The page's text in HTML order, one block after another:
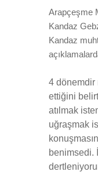
Arapçeşme
Kandaz
Kandaz
4 dönemdir
ettiğini
atılmak
uğraşmak
benimsedi.